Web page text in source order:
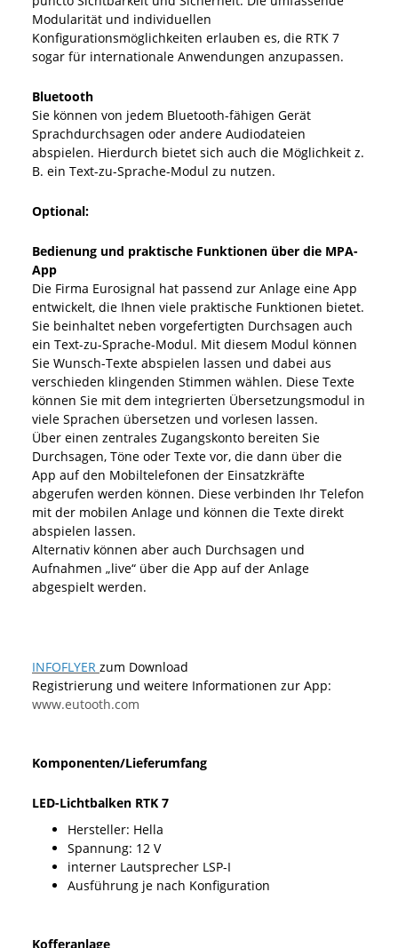
Modularität und individuellen
Konfigurationsmöglichkeiten erlauben es, die RTK 7
sogar für internationale Anwendungen anzupassen.
Bluetooth
Sie können von jedem Bluetooth-fähigen Gerät
Sprachdurchsagen oder andere Audiodateien
abspielen. Hierdurch bietet sich auch die Möglichkeit z.
B. ein Text-zu-Sprache-Modul zu nutzen.
Optional:
Bedienung und praktische Funktionen über die MPA-
App
Die Firma Eurosignal hat passend zur Anlage eine App
entwickelt, die Ihnen viele praktische Funktionen bietet.
Sie beinhaltet neben vorgefertigten Durchsagen auch
ein Text-zu-Sprache-Modul. Mit diesem Modul können
Sie Wunsch-Texte abspielen lassen und dabei aus
verschieden klingenden Stimmen wählen. Diese Texte
können Sie mit dem integrierten Übersetzungsmodul in
viele Sprachen übersetzen und vorlesen lassen.
Über einen zentrales Zugangskonto bereiten Sie
Durchsagen, Töne oder Texte vor, die dann über die
App auf den Mobiltelefonen der Einsatzkräfte
abgerufen werden können. Diese verbinden Ihr Telefon
mit der mobilen Anlage und können die Texte direkt
abspielen lassen.
Alternativ können aber auch Durchsagen und
Aufnahmen „live“ über die App auf der Anlage
abgespielt werden.
INFOFLYER zum Download
Registrierung und weitere Informationen zur App:
www.eutooth.com
Komponenten/Lieferumfang
LED-Lichtbalken RTK 7
Hersteller: Hella
Spannung: 12 V
interner Lautsprecher LSP-I
Ausführung je nach Konfiguration
Kofferanlage